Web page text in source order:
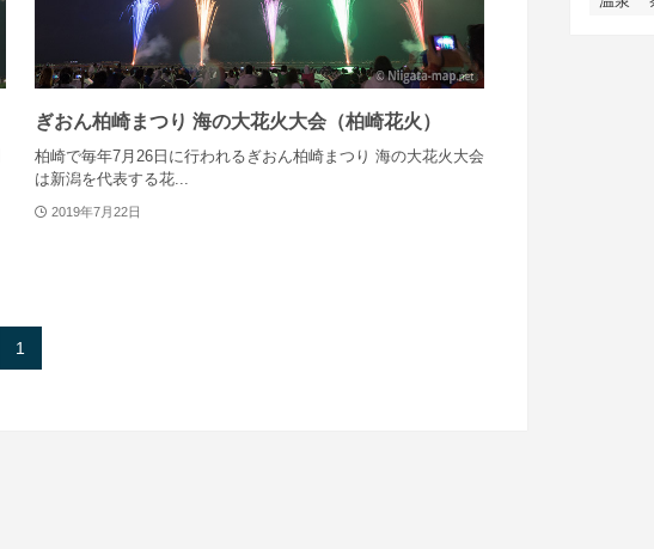
ぎおん柏崎まつり 海の大花火大会（柏崎花火）
柏崎で毎年7月26日に行われるぎおん柏崎まつり 海の大花火大会
は新潟を代表する花...
2019年7月22日
1